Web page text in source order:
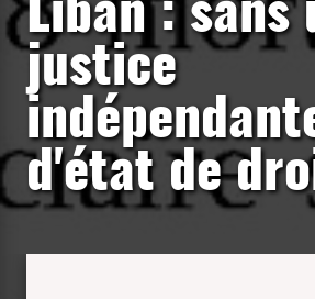
Liban : sans
justice
d'état de